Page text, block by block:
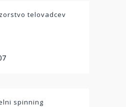
telovadcev
spinning